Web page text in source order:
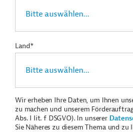
Land*
Wir erheben Ihre Daten, um Ihnen
zu machen und unserem
Abs. I lit. f DSGVO). In unserer
Sie Näheres zu diesem Thema und zu